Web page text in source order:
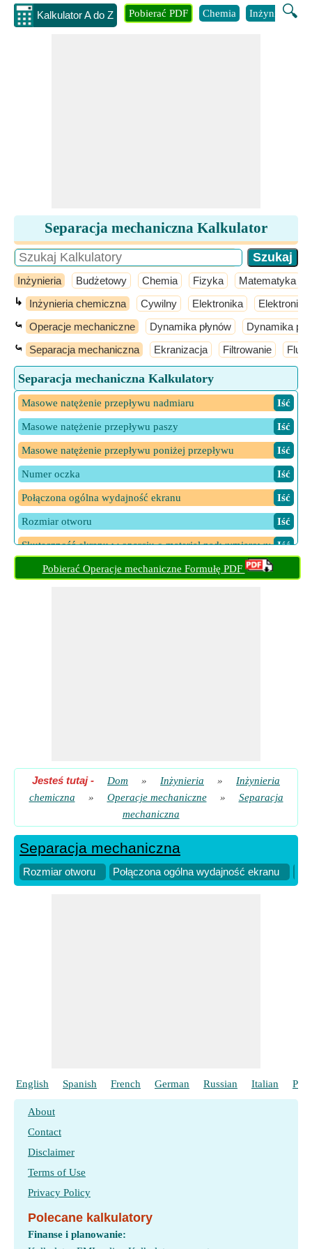
Kalkulator A do Z 🔍
Pobierać PDF Chemia Inżynieria
Separacja mechaniczna Kalkulator
Inżynieria Budżetowy Chemia Fizyka Matematyka
↳ Inżynieria chemiczna Cywilny Elektronika
⤿ Operacje mechaniczne Dynamika płynów Dynamika
⤿ Separacja mechaniczna Ekranizacja Filtrowanie
Separacja mechaniczna Kalkulatory
Masowe natężenie przepływu nadmiaru ​ Iść
Masowe natężenie przepływu paszy ​ Iść
Masowe natężenie przepływu poniżej przepływu ​ Iść
Numer oczka ​ Iść
Połączona ogólna wydajność ekranu ​ Iść
Rozmiar otworu ​ Iść
Skuteczność ekranu w oparciu o materiał nadwymiarowy ​ Iść
Skuteczność ekranu w oparciu o materiał podwymiarowy
Pobierać Operacje mechaniczne Formułę PDF
Jesteś tutaj- Dom » Inżynieria »
Inżynieria
chemiczna
» Operacje mechaniczne »
Separacja
mechaniczna
Separacja mechaniczna
Rozmiar otworu Połączona ogólna wydajność ekranu
English Spanish French German Russian Italian
About
Contact
Disclaimer
Terms of Use
Privacy Policy
Polecane kalkulatory
Finanse i planowanie: